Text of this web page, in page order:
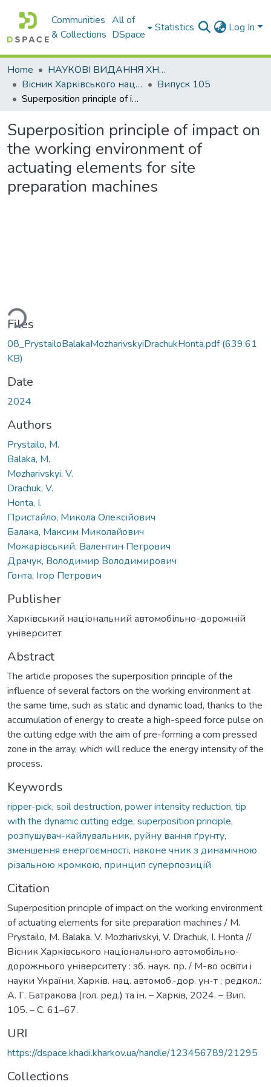
Communities
& Collections
All of
DSpace
Statistics Log In
Home
НАУКОВІ ВИДАННЯ ХНАДУ
Вісник Харківського національного автомобільно-дорожнього університету / Вестник Харьковского национального автомобильно-дорожного университета
Випуск 105
Superposition principle of impact on the working environment of actuating elements for site preparation machines
Superposition principle of impact on
the working environment of
actuating elements for site
preparation machines
Files
08_PrystailoBalakaMozharivskyiDrachukHonta.pdf(639.61
KB)
Date
2024
Authors
Prystailo, M.
Balaka, M.
Mozharivskyi, V.
Drachuk, V.
Honta, I.
Пристайло, Микола Олексійович
Балака, Максим Миколайович
Можарівський, Валентин Петрович
Драчук, Володимир Володимирович
Гонта, Ігор Петрович
Publisher
Харківський національний автомобільно-дорожній
університет
Abstract
The article proposes the superposition principle of the
influence of several factors on the working environment at
the same time, such as static and dynamic load, thanks to the
accumulation of energy to create a high-speed force pulse on
the cutting edge with the aim of pre-forming a com pressed
zone in the array, which will reduce the energy intensity of the
process.
Keywords
ripper-pick, soil destruction, power intensity reduction, tip
with the dynamic cutting edge, superposition principle,
розпушувач-кайлувальник, руйну вання ґрунту,
зменшення енергоємності, наконе чник з динамічною
різальною кромкою, принцип суперпозицій
Citation
Superposition principle of impact on the working environment
of actuating elements for site preparation machines / M.
Prystailo, M. Balaka, V. Mozharivskyi, V. Drachuk, I. Honta //
Вісник Харківського національного автомобільно-
дорожнього університету : зб. наук. пр. / М-во освiти i
науки України, Харків. нац. автомоб.-дор. ун-т ; редкол.:
А. Г. Батракова (гол. ред.) та iн. – Харкiв, 2024. – Вип.
105. – С. 61–67.
URI
https://dspace.khadi.kharkov.ua/handle/123456789/21295
Collections